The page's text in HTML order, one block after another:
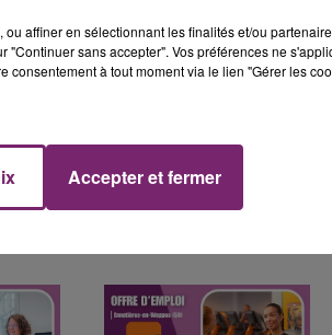
affiner en sélectionnant les finalités et/ou
"Continuer sans accepter". Vos préférences ne
consentement à tout moment via le lien "Gérer les
Accepter et fermer